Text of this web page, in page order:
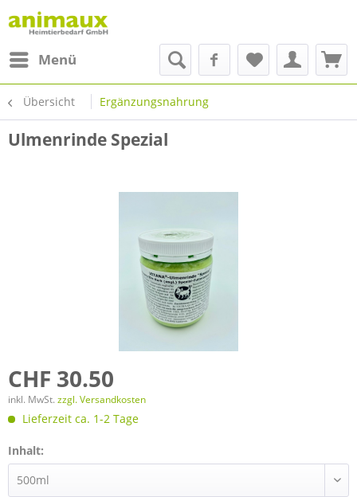
Menü
Übersicht Ergänzungsnahrung
Ulmenrinde Spezial
CHF 30.50
inkl. MwSt. zzgl. Versandkosten
Lieferzeit ca. 1-2 Tage
Inhalt: